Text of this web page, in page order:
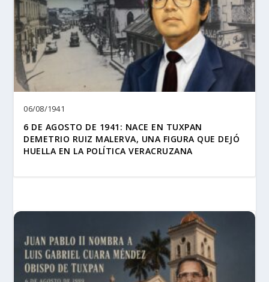
06/08/1941
6 DE AGOSTO DE 1941: NACE EN TUXPAN
DEMETRIO RUIZ MALERVA, UNA FIGURA QUE DEJÓ
HUELLA EN LA POLÍTICA VERACRUZANA